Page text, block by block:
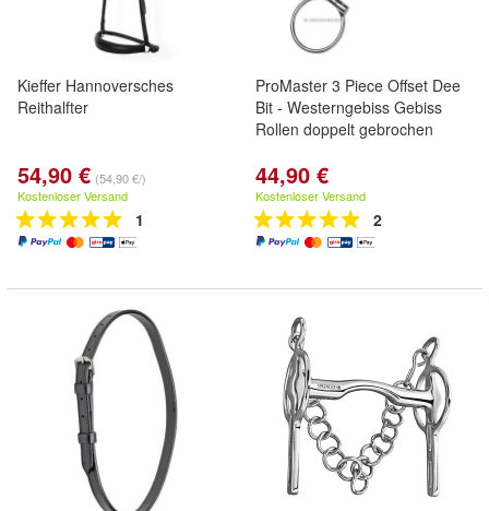
Kieffer Hannoversches
Reithalfter
54,90 € (54,90 €/)
Kostenloser Versand
1
ProMaster 3 Piece Offset Dee
Bit - Westerngebiss Gebiss
Rollen doppelt gebrochen
44,90 €
Kostenloser Versand
2